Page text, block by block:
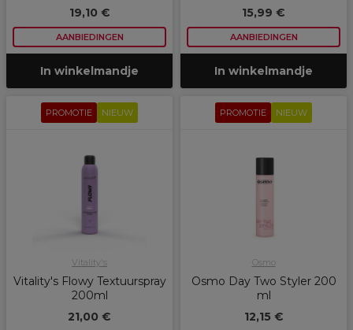
19,10 €
AANBIEDINGEN
In winkelmandje
15,99 €
AANBIEDINGEN
In winkelmandje
PROMOTIE NIEUW
Vitality's
Vitality's Flowy Textuurspray
200ml
21,00 €
PROMOTIE NIEUW
Osmo
Osmo Day Two Styler 200
ml
12,15 €